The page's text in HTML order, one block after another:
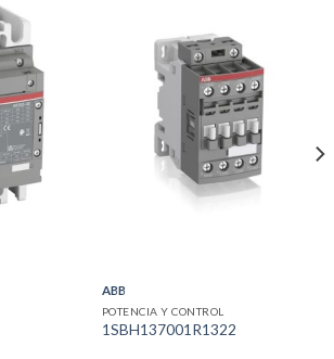
ABB
POTENCIA Y CONTROL
1SBH137001R1322